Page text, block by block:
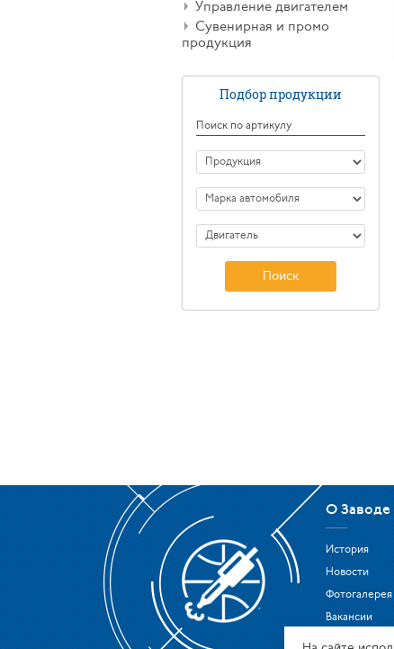
Управление двигателем
Сувенирная и промо
продукция
Подбор продукции
Поиск
О Заводе
История
Новости
Фотогалерея
Вакансии